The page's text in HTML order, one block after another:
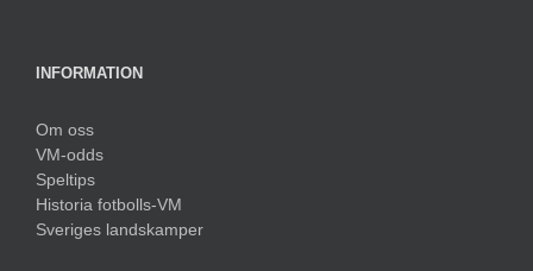
INFORMATION
Om oss
VM-odds
Speltips
Historia fotbolls-VM
Sveriges landskamper